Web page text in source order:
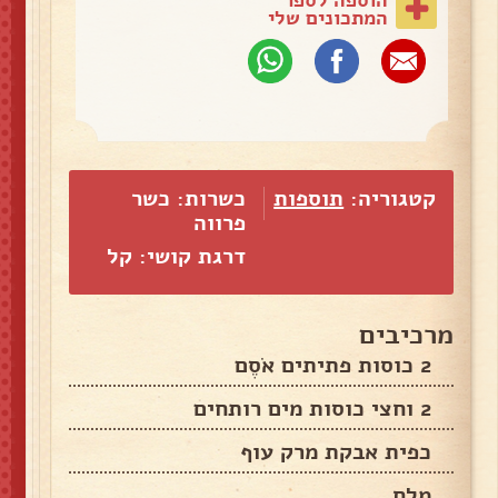
המתכונים שלי
קטגוריה: תוספות
כשרות: כשר
פרווה
דרגת קושי: קל
מרכיבים
2 כוסות פתיתים אֹסֶם
2 וחצי כוסות מים רותחים
כפית אבקת מרק עוף